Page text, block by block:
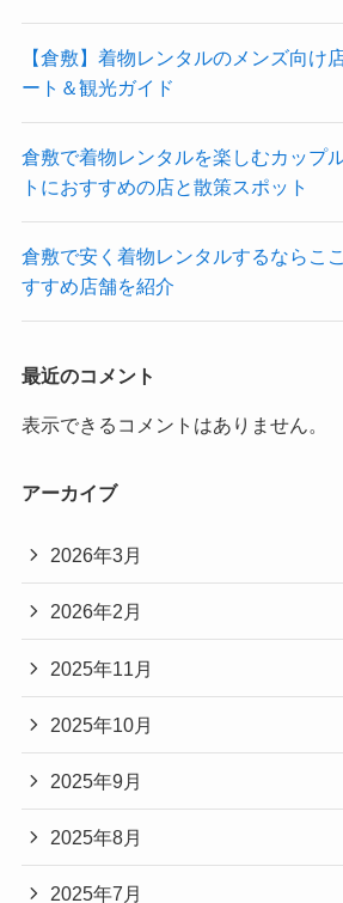
【倉敷】着物レンタルのメンズ向け
ート＆観光ガイド
倉敷で着物レンタルを楽しむカップ
トにおすすめの店と散策スポット
倉敷で安く着物レンタルするならこ
すすめ店舗を紹介
最近のコメント
表示できるコメントはありません。
アーカイブ
2026年3月
2026年2月
2025年11月
2025年10月
2025年9月
2025年8月
2025年7月